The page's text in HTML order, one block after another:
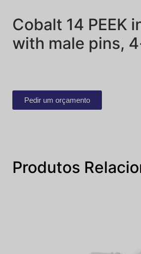
Cobalt 14 PEEK
with male pins,
Pedir um orçamento
Produtos